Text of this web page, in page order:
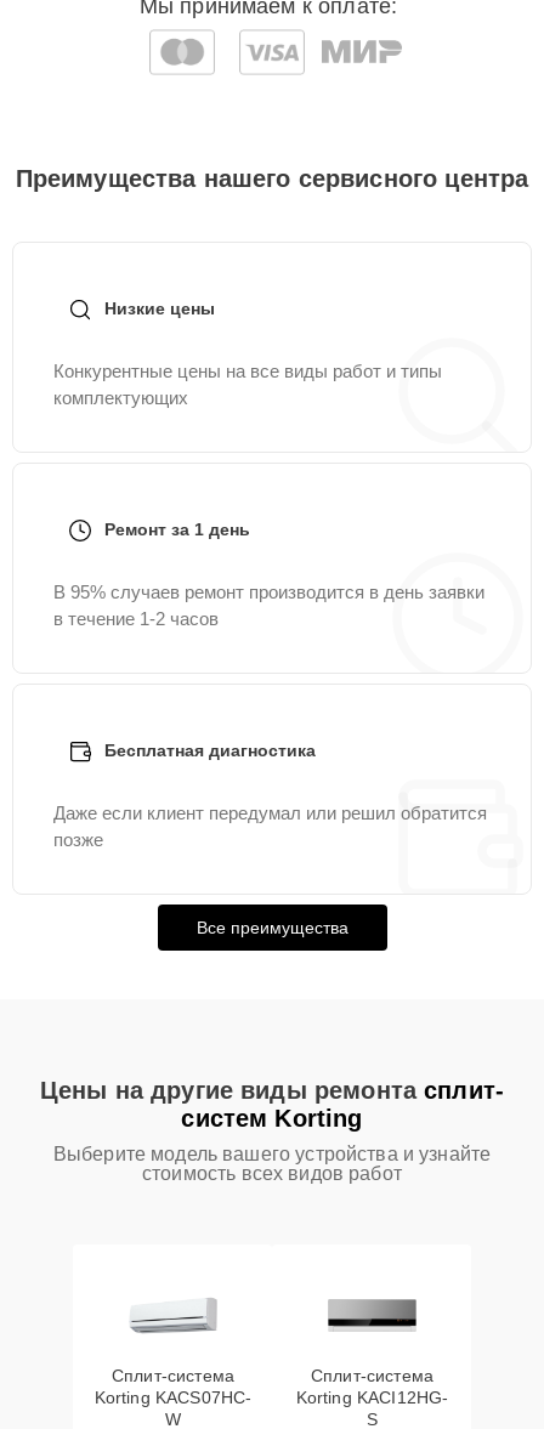
Мы принимаем к оплате:
Преимущества нашего сервисного центра
Низкие цены
Конкурентные цены на все виды работ и типы
комплектующих
Ремонт за 1 день
В 95% случаев ремонт производится в день заявки
в течение 1-2 часов
Бесплатная диагностика
Даже если клиент передумал или решил обратится
позже
Все преимущества
Цены на другие виды ремонтасплит-
систем Korting
Выберите модель вашего устройства и узнайте
стоимость всех видов работ
Сплит-система
Korting KACS07HC-
W
Сплит-система
Korting KACI12HG-
S